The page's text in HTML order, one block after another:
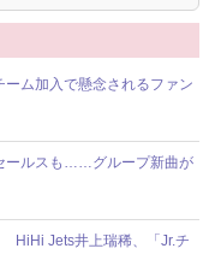
ム加入で懸念されるファン
ールスも……グループ新曲が
HiHi Jets井上瑞稀、「Jr.チ